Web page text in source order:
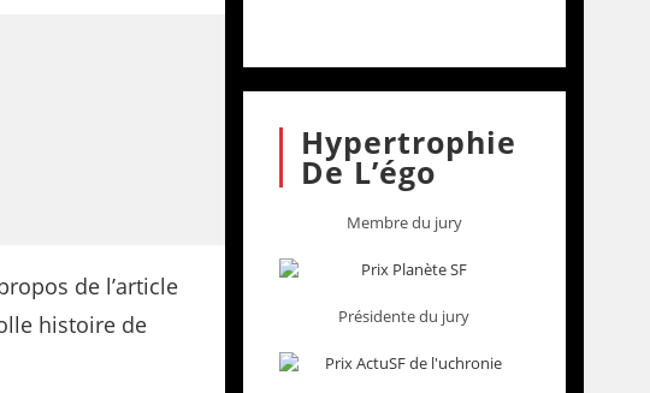
Hypertrophie
De L’égo
Membre du jury
Présidente du jury